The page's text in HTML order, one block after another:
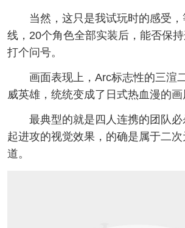
当然，这只是我试玩时的感受，
线，20个角色全部实装后，能否保
打个问号。
画面表现上，Arc标志性的三渲
威英雄，统统变成了日式热血漫的画
最典型的就是四人连携的团队必
起进攻的视觉效果，的确是属于二
道。